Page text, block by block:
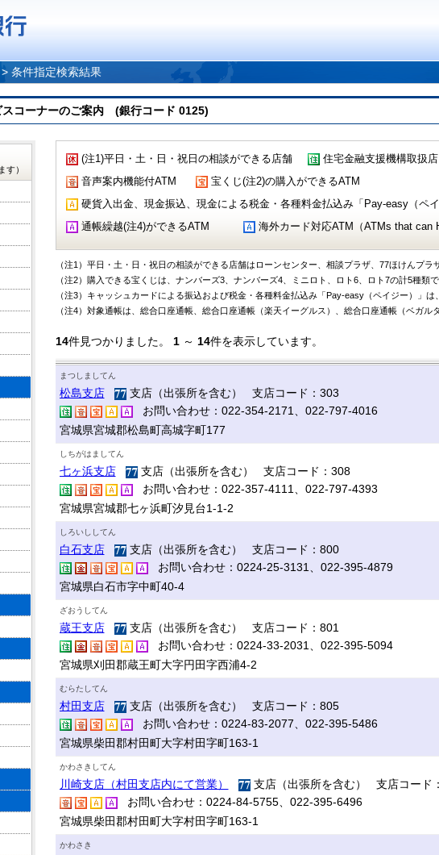
> 条件指定検索結果
スコーナーのご案内 (銀行コード 0125)
(注1)平日・土・日・祝日の相談ができる店舗 住宅金融支援機構取扱店
音声案内機能付ATM
宝くじ(注2)の購入ができるATM
硬貨入出金、現金振込、現金による税金・各種料金払込み「Pay-easy（ペ
通帳繰越(注4)ができるATM
海外カード対応ATM（ATMs that can
（注1）平日・土・日・祝日の相談ができる店舗はローンセンター、相談プラザ、77ほけんプラ
（注2）購入できる宝くじは、ナンバーズ3、ナンバーズ4、ミニロト、ロト6、ロト7の計5種類で
（注3）キャッシュカードによる振込および税金・各種料金払込み「Pay-easy（ペイジー）」は
（注4）対象通帳は、総合口座通帳、総合口座通帳（楽天イーグルス）、総合口座通帳（ベガル
14件見つかりました。 1～ 14件を表示しています。
まつしましてん
松島支店
支店（出張所を含む） 支店コード：303
お問い合わせ：022-354-2171、022-797-4016
宮城県宮城郡松島町高城字町177
しちがはましてん
七ヶ浜支店
支店（出張所を含む） 支店コード：308
お問い合わせ：022-357-4111、022-797-4393
宮城県宮城郡七ヶ浜町汐見台1-1-2
しろいししてん
白石支店
支店（出張所を含む） 支店コード：800
お問い合わせ：0224-25-3131、022-395-4879
宮城県白石市字中町40-4
ざおうしてん
蔵王支店
支店（出張所を含む） 支店コード：801
お問い合わせ：0224-33-2031、022-395-5094
宮城県刈田郡蔵王町大字円田字西浦4-2
むらたしてん
村田支店
支店（出張所を含む） 支店コード：805
お問い合わせ：0224-83-2077、022-395-5486
宮城県柴田郡村田町大字村田字町163-1
かわさきしてん
川崎支店（村田支店内にて営業）
支店（出張所を含む） 支店コード
お問い合わせ：0224-84-5755、022-395-6496
宮城県柴田郡村田町大字村田字町163-1
かわさき
す）